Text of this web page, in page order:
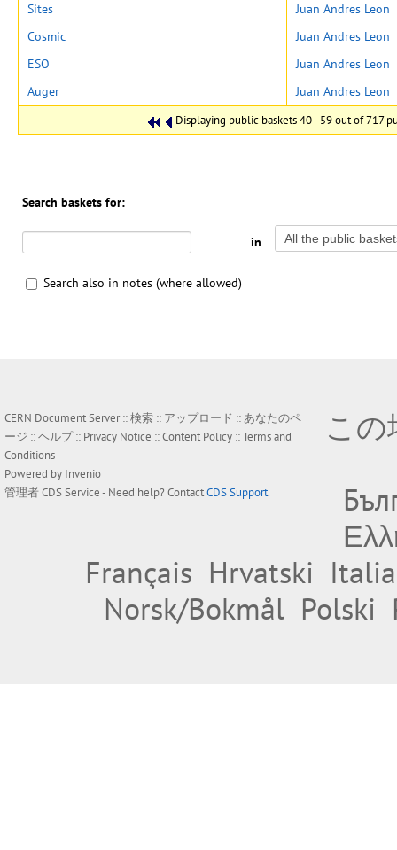
Displaying public baskets 40 - 59 out of 717
Sites
Juan Andres Leon
Cosmic
Juan Andres Leon
ESO
Juan Andres Leon
Auger
Juan Andres Leon
Search baskets for:
in
Search also in notes (where allowed)
CERN Document Server ::検索 :: アップロード ::あなたのペ
ージ ::ヘルプ:: Privacy Notice ::Content Policy ::Terms and
Conditions
Powered by Invenio
管理者CDS Service- Need help? ContactCDS Support.
こ
Français Hrvatski
Norsk/Bokmål Polski